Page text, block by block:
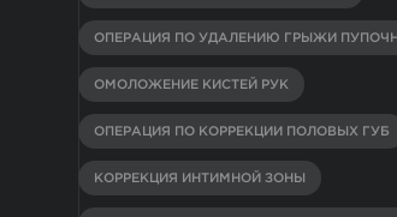
ОПЕРАЦИЯ ПО УДАЛЕНИЮ ГРЫЖИ
ОМОЛОЖЕНИЕ КИСТЕЙ РУК
ОПЕРАЦИЯ ПО КОРРЕКЦИИ ПОЛОВЫХ ГУБ
КОРРЕКЦИЯ ИНТИМНОЙ ЗОНЫ